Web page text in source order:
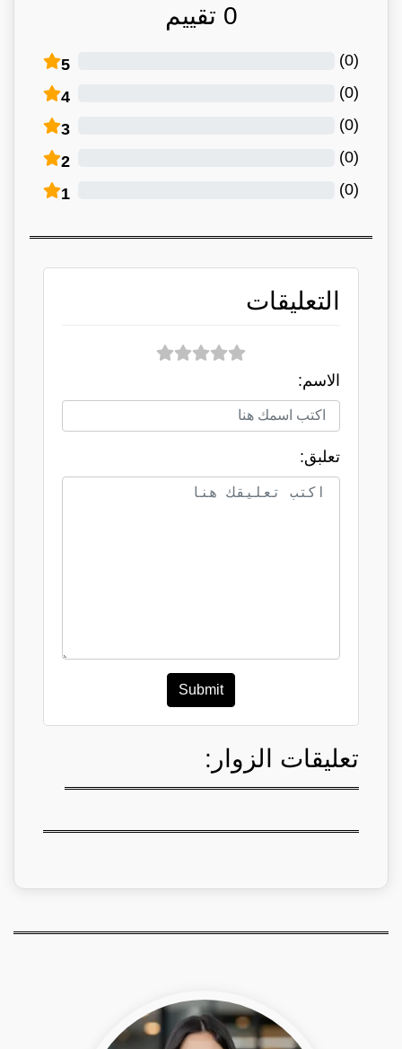
0 تقييم
5 (
0
)
4 (
0
)
3 (
0
)
2 (
0
)
1 (
0
)
التعليقات
الاسم:
تعلبق:
Submit
تعليقات الزوار: